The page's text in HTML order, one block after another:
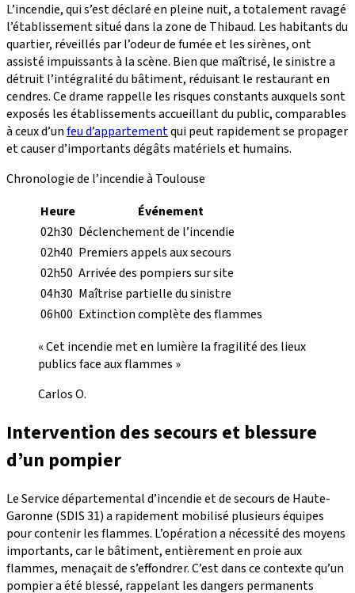
L’incendie, qui s’est déclaré en pleine nuit, a totalement ravagé
l’établissement situé dans la zone de Thibaud. Les habitants du
quartier, réveillés par l’odeur de fumée et les sirènes, ont
assisté impuissants à la scène. Bien que maîtrisé, le sinistre a
détruit l’intégralité du bâtiment, réduisant le restaurant en
cendres. Ce drame rappelle les risques constants auxquels sont
exposés les établissements accueillant du public, comparables
à ceux d’unfeu d’appartementqui peut rapidement se propager
et causer d’importants dégâts matériels et humains.
Chronologie de l’incendie à Toulouse
Heure
Événement
02h30 Déclenchement de l’incendie
02h40 Premiers appels aux secours
02h50 Arrivée des pompiers sur site
04h30 Maîtrise partielle du sinistre
06h00 Extinction complète des flammes
« Cet incendie met en lumière la fragilité des lieux
publics face aux flammes »
Carlos O.
Intervention des secours et blessure
d’un pompier
Le Service départemental d’incendie et de secours de Haute-
Garonne (SDIS 31) a rapidement mobilisé plusieurs équipes
pour contenir les flammes. L’opération a nécessité des moyens
importants, car le bâtiment, entièrement en proie aux
flammes, menaçait de s’effondrer. C’est dans ce contexte qu’un
pompier a été blessé, rappelant les dangers permanents